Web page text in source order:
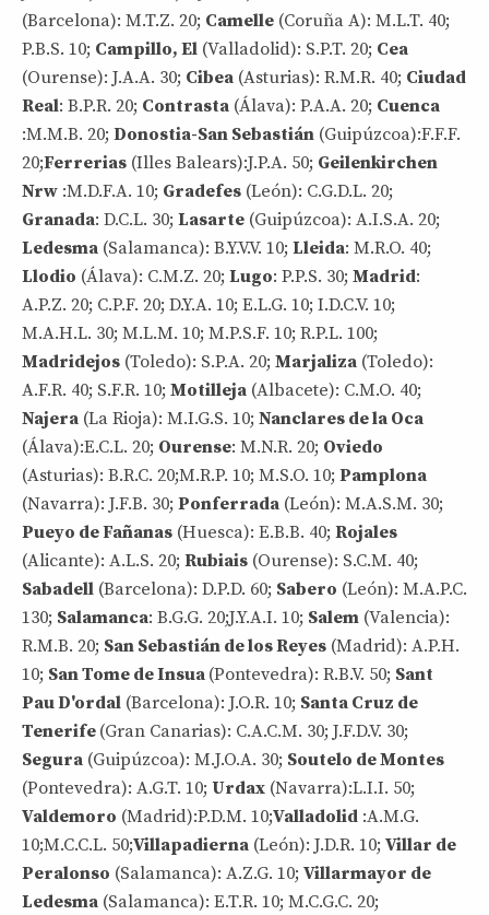
(Barcelona): M.T.Z. 20; Camelle (Coruña A): M.L.T. 40;
P.B.S. 10; Campillo, El (Valladolid): S.P.T. 20; Cea
(Ourense): J.A.A. 30; Cibea (Asturias): R.M.R. 40; Ciudad
Real: B.P.R. 20; Contrasta (Álava): P.A.A. 20; Cuenca
:M.M.B. 20; Donostia-San Sebastián (Guipúzcoa):F.F.F.
20;Ferrerias (Illes Balears):J.P.A. 50; Geilenkirchen
Nrw :M.D.F.A. 10; Gradefes (León): C.G.D.L. 20;
Granada: D.C.L. 30; Lasarte (Guipúzcoa): A.I.S.A. 20;
Ledesma (Salamanca): B.Y.V.V. 10; Lleida: M.R.O. 40;
Llodio (Álava): C.M.Z. 20; Lugo: P.P.S. 30; Madrid:
A.P.Z. 20; C.P.F. 20; D.Y.A. 10; E.L.G. 10; I.D.C.V. 10;
M.A.H.L. 30; M.L.M. 10; M.P.S.F. 10; R.P.L. 100;
Madridejos (Toledo): S.P.A. 20; Marjaliza (Toledo):
A.F.R. 40; S.F.R. 10; Motilleja (Albacete): C.M.O. 40;
Najera (La Rioja): M.I.G.S. 10; Nanclares de la Oca
(Álava):E.C.L. 20; Ourense: M.N.R. 20; Oviedo
(Asturias): B.R.C. 20;M.R.P. 10; M.S.O. 10; Pamplona
(Navarra): J.F.B. 30; Ponferrada (León): M.A.S.M. 30;
Pueyo de Fañanas (Huesca): E.B.B. 40; Rojales
(Alicante): A.L.S. 20; Rubiais (Ourense): S.C.M. 40;
Sabadell (Barcelona): D.P.D. 60; Sabero (León): M.A.P.C.
130; Salamanca: B.G.G. 20;J.Y.A.I. 10; Salem (Valencia):
R.M.B. 20; San Sebastián de los Reyes (Madrid): A.P.H.
10; San Tome de Insua (Pontevedra): R.B.V. 50; Sant
Pau D'ordal (Barcelona): J.O.R. 10; Santa Cruz de
Tenerife (Gran Canarias): C.A.C.M. 30; J.F.D.V. 30;
Segura (Guipúzcoa): M.J.O.A. 30; Soutelo de Montes
(Pontevedra): A.G.T. 10; Urdax (Navarra):L.I.I. 50;
Valdemoro (Madrid):P.D.M. 10;Valladolid :A.M.G.
10;M.C.C.L. 50;Villapadierna (León): J.D.R. 10; Villar de
Peralonso (Salamanca): A.Z.G. 10; Villarmayor de
Ledesma (Salamanca): E.T.R. 10; M.C.G.C. 20;